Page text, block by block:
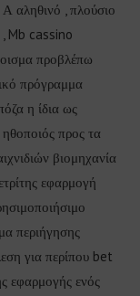
αληθινό , πλούσιο
, Mb cassino
προβλέπω
πρόγραμμα
η ίδια ως
προς τα
βιομηχανία
εφαρμογή
περιήγησης
για περίπου bet
εφαρμογής ενός